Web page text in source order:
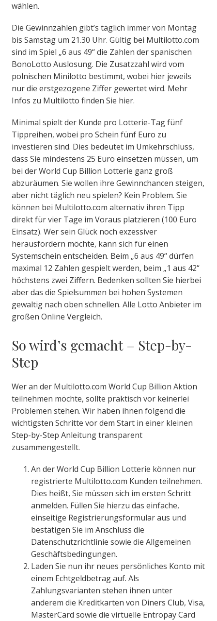
wählen.
Die Gewinnzahlen gibt’s täglich immer von Montag
bis Samstag um 21.30 Uhr. Gültig bei Multilotto.com
sind im Spiel „6 aus 49“ die Zahlen der spanischen
BonoLotto Auslosung. Die Zusatzzahl wird vom
polnischen Minilotto bestimmt, wobei hier jeweils
nur die erstgezogene Ziffer gewertet wird. Mehr
Infos zu Multilotto finden Sie hier.
Minimal spielt der Kunde pro Lotterie-Tag fünf
Tippreihen, wobei pro Schein fünf Euro zu
investieren sind. Dies bedeutet im Umkehrschluss,
dass Sie mindestens 25 Euro einsetzen müssen, um
bei der World Cup Billion Lotterie ganz groß
abzuräumen. Sie wollen ihre Gewinnchancen steigen,
aber nicht täglich neu spielen? Kein Problem. Sie
können bei Multilotto.com alternativ ihren Tipp
direkt für vier Tage im Voraus platzieren (100 Euro
Einsatz). Wer sein Glück noch exzessiver
herausfordern möchte, kann sich für einen
Systemschein entscheiden. Beim „6 aus 49“ dürfen
maximal 12 Zahlen gespielt werden, beim „1 aus 42“
höchstens zwei Ziffern. Bedenken sollten Sie hierbei
aber das die Spielsummen bei hohen Systemen
gewaltig nach oben schnellen. Alle Lotto Anbieter im
großen Online Vergleich.
So wird’s gemacht – Step-by-
Step
Wer an der Multilotto.com World Cup Billion Aktion
teilnehmen möchte, sollte praktisch vor keinerlei
Problemen stehen. Wir haben ihnen folgend die
wichtigsten Schritte vor dem Start in einer kleinen
Step-by-Step Anleitung transparent
zusammengestellt.
An der World Cup Billion Lotterie können nur
registrierte Multilotto.com Kunden teilnehmen.
Dies heißt, Sie müssen sich im ersten Schritt
anmelden. Füllen Sie hierzu das einfache,
einseitige Registrierungsformular aus und
bestätigen Sie im Anschluss die
Datenschutzrichtlinie sowie die Allgemeinen
Geschäftsbedingungen.
Laden Sie nun ihr neues persönliches Konto mit
einem Echtgeldbetrag auf. Als
Zahlungsvarianten stehen ihnen unter
anderem die Kreditkarten von Diners Club, Visa,
MasterCard sowie die virtuelle Entropay Card